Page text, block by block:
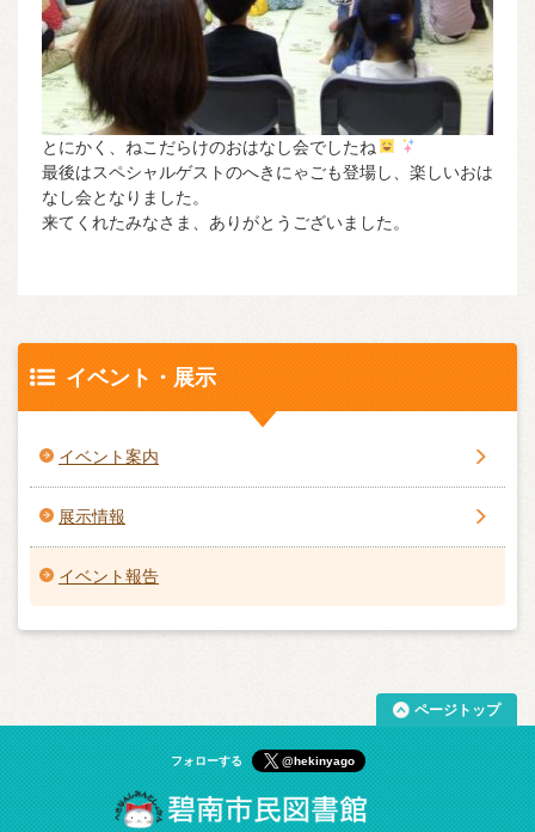
とにかく、ねこだらけのおはなし会でしたね
最後はスペシャルゲストのへきにゃごも登場し、楽しいおは
なし会となりました。
来てくれたみなさま、ありがとうございました。
イベント・展示
イベント案内
展示情報
イベント報告
ページトップ
フォローする @hekinyago